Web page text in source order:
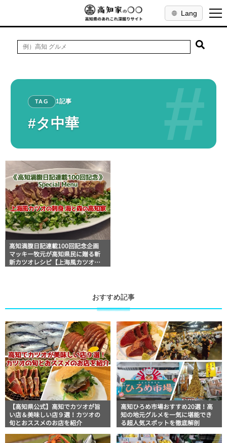
Lang
#
TAG 1記事
#タ中華
高知満腹日記連載100回記念企画
マッキー牧元が高知県民に贈る斬
新カツオレシピ【上海風カツオの
おすすめ記事
【高知県公式】高知でカツオが旨
い店＆美味しい店９選！カツオの
旬とおススメのお店を紹介
高知ひろめ市場おすすめ20選！高
知の地元グルメを一気に堪能でき
る超人気スポットを徹底解剖